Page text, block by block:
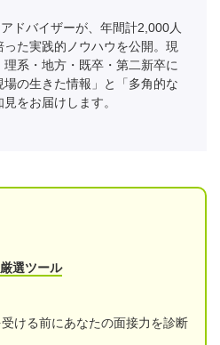
ドバイザーが、年間計2,000人
た実践的ノウハウを公開。現
系・地方・既卒・第二新卒に
の生きた情報」と「多角的な
をお届けします。
選ツール
ける前にあなたの面接力を診断